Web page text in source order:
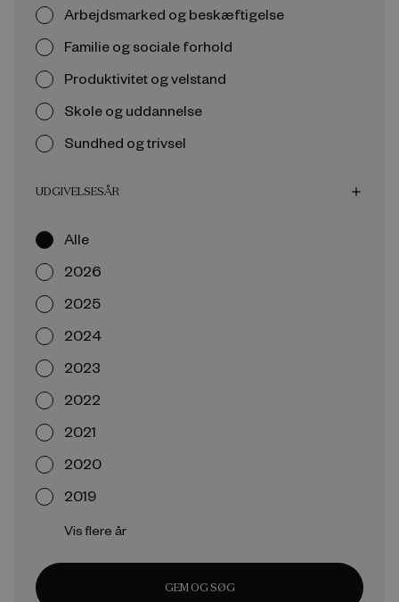
Arbejdsmarked og beskæftigelse
Familie og sociale forhold
Produktivitet og velstand
Skole og uddannelse
Sundhed og trivsel
UDGIVELSESÅR add
Alle
2026
2025
2024
2023
2022
2021
2020
2019
Vis flere år
GEM OG SØG